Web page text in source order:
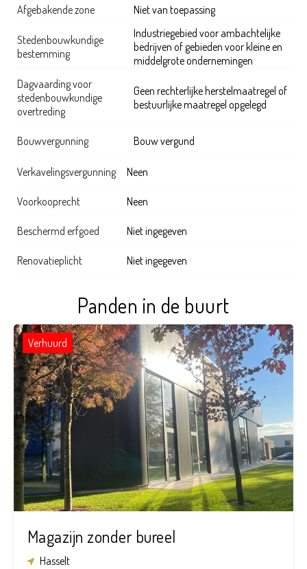
Afgebakende zone Niet van toepassing
Stedenbouwkundige
bestemming
Industriegebied voor ambachtelijke
bedrijven of gebieden voor kleine en
middelgrote ondernemingen
Dagvaarding voor
stedenbouwkundige
overtreding
Geen rechterlijke herstelmaatregel of
bestuurlijke maatregel opgelegd
Bouwvergunning Bouw vergund
Verkavelingsvergunning Neen
Voorkooprecht Neen
Beschermd erfgoed Niet ingegeven
Renovatieplicht Niet ingegeven
Panden in de buurt
Verhuurd
Magazijn zonder bureel
Hasselt